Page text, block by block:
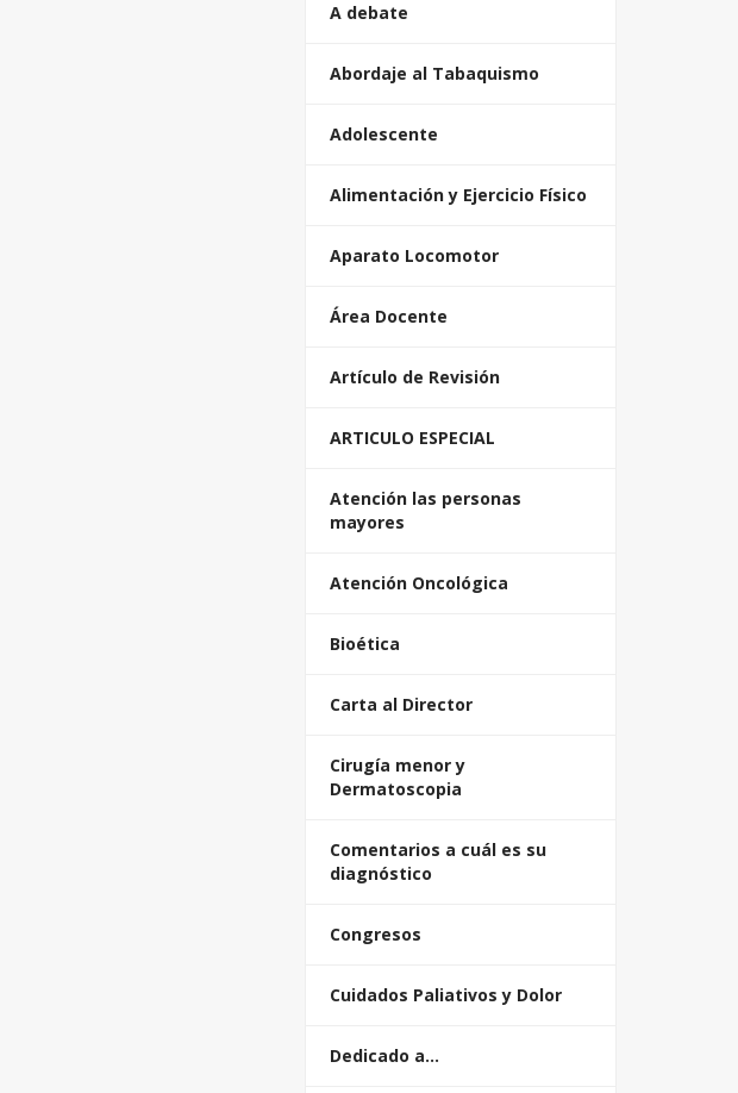
A debate
Abordaje al Tabaquismo
Adolescente
Alimentación y Ejercicio Físico
Aparato Locomotor
Área Docente
Artículo de Revisión
ARTICULO ESPECIAL
Atención las personas
mayores
Atención Oncológica
Bioética
Carta al Director
Cirugía menor y
Dermatoscopia
Comentarios a cuál es su
diagnóstico
Congresos
Cuidados Paliativos y Dolor
Dedicado a…